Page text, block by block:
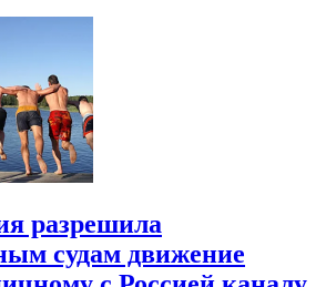
разрешила
судам движение